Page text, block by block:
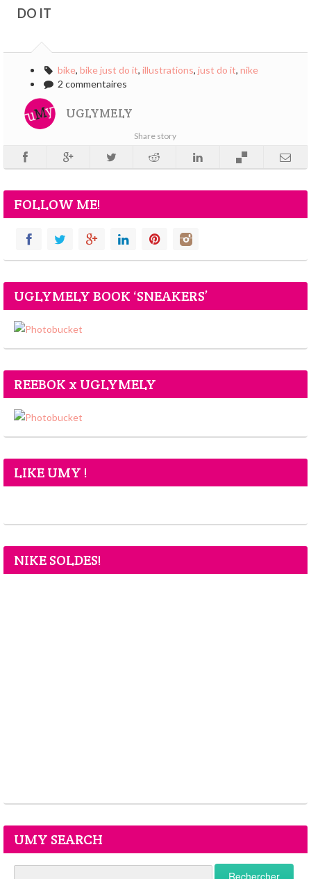
DO IT
bike, bike just do it, illustrations, just do it, nike
2 commentaires
UGLYMELY
Share story
FOLLOW ME!
UGLYMELY BOOK ‘SNEAKERS’
REEBOK x UGLYMELY
LIKE UMY !
NIKE SOLDES!
UMY SEARCH